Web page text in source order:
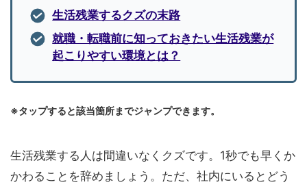
生活残業するクズの末路
就職・転職前に知っておきたい生活残業が
起こりやすい環境とは？
※タップすると該当箇所までジャンプできます。
生活残業する人は間違いなくクズです。1秒でも早くか
かわることを辞めましょう。ただ、社内にいるとどう